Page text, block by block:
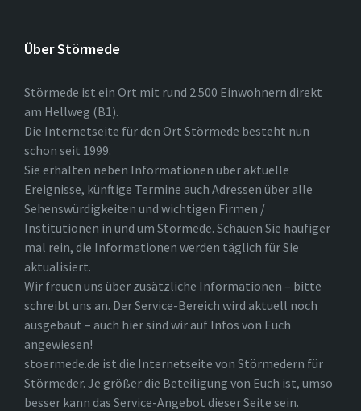
Über Störmede
Störmede ist ein Ort mit rund 2.500 Einwohnern direkt
am Hellweg (B1).
Die Internetseite für den Ort Störmede besteht nun
schon seit 1999.
Sie erhalten neben Informationen über aktuelle
Ereignisse, künftige Termine auch Adressen über alle
Sehenswürdigkeiten und wichtigen Firmen /
Institutionen in und um Störmede. Schauen Sie häufiger
mal rein, die Informationen werden täglich für Sie
aktualisiert.
Wir freuen uns über zusätzliche Informationen – bitte
schreibt uns an. Der Service-Bereich wird aktuell noch
ausgebaut – auch hier sind wir auf Infos von Euch
angewiesen!
stoermede.de ist die Internetseite von Störmedern für
Störmeder. Je größer die Beteiligung von Euch ist, umso
besser kann das Service-Angebot dieser Seite sein.